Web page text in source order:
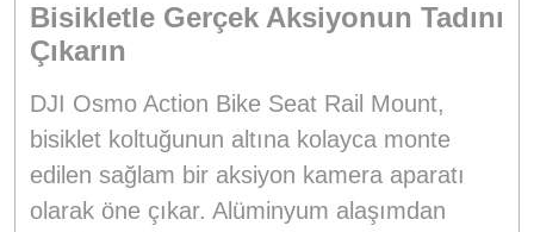
Bisikletle Gerçek Aksiyonun Tadını
Çıkarın
DJI Osmo Action Bike Seat Rail Mount,
bisiklet koltuğunun altına kolayca monte
edilen sağlam bir aksiyon kamera aparatı
olarak öne çıkar. Alüminyum alaşımdan